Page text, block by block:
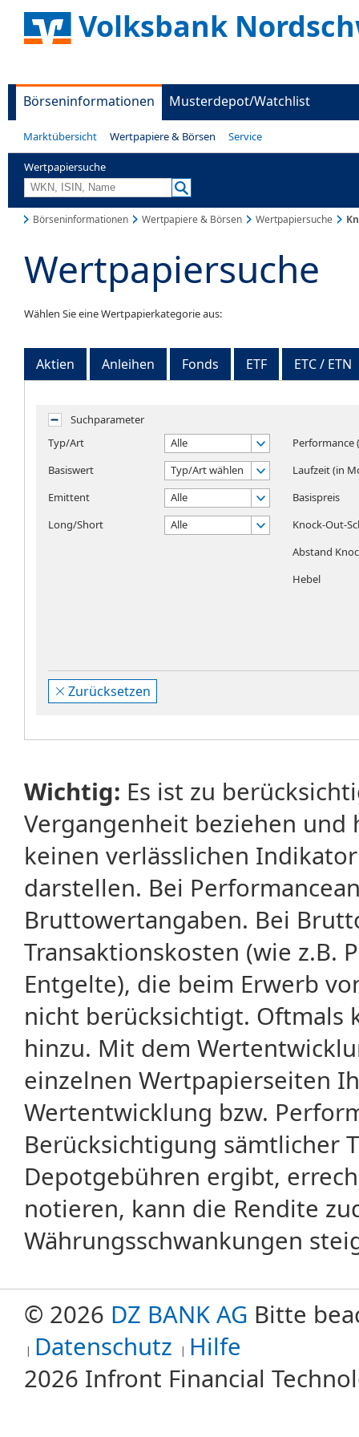
Volksbank
Börseninformationen Musterdepot/Watchlist
Marktübersicht Wertpapiere & Börsen Service
Wertpapiersuche
Börseninformationen Wertpapiere & Börsen Wertpapiersuche
Wertpapiersuche
Wählen Sie eine Wertpapierkategorie aus:
Aktien Anleihen Fonds ETF ETC / ETN
Suchparameter
Typ/Art
Alle
Basiswert
Typ/Art wählen
Emittent
Alle
Long/Short
Alle
Performance
Laufzeit (in
Basispreis
Knock-Out-
Abstand
Hebel
Zurücksetzen
Wichtig: Es ist zu
Vergangenheit beziehen
keinen verlässlichen
darstellen. Bei
Bruttowertangaben. Bei
Transaktionskosten (wie z.B.
Entgelte), die beim Erwerb
nicht berücksichtigt. Oftmals
hinzu. Mit dem
einzelnen Wertpapierseiten
Wertentwicklung bzw.
Berücksichtigung sämtlicher
Depotgebühren ergibt,
notieren, kann die Rendite
Währungsschwankungen
© 2026 DZ BANK AG Bitte
Datenschutz Hilfe
2026 Infront Financial